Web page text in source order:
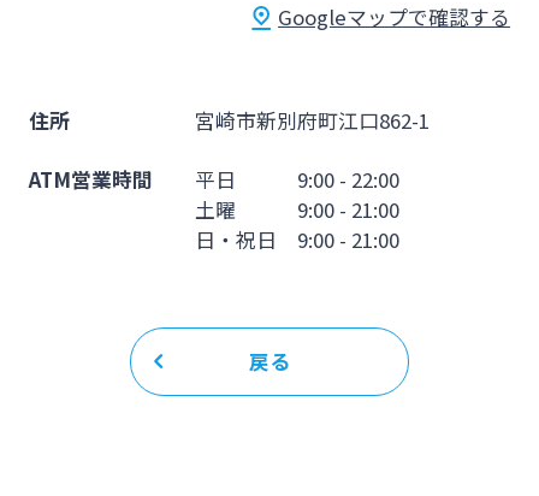
法人・個人事業主のお客さま
株主・投資家の皆さま
宮崎銀行について
Googleマップで確認する
住所 宮崎市新別府町江口862-1
ATM営業時間
平日 9:00 - 22:00
土曜 9:00 - 21:00
日・祝日 9:00 - 21:00
戻る